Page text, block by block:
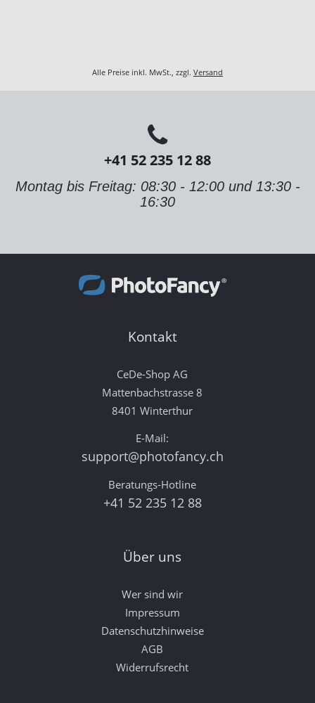
Alle Preise inkl. MwSt., zzgl. Versand
+41 52 235 12 88
Montag bis Freitag: 08:30 - 12:00 und 13:30 -
16:30
Kontakt
CeDe-Shop AG
Mattenbachstrasse 8
8401 Winterthur
E-Mail:
support@photofancy.ch
Beratungs-Hotline
+41 52 235 12 88
Über uns
Wer sind wir
Impressum
Datenschutzhinweise
AGB
Widerrufsrecht